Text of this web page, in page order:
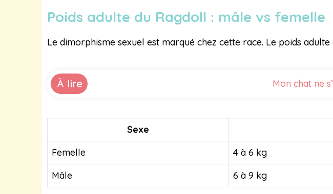
Poids adulte du Ragdoll : mâle vs femelle
Le dimorphisme sexuel est marqué chez cette race. Le poids adulte
À lire Mon chat ne
Sexe
Femelle
4 à 6 kg
Mâle
6 à 9 kg